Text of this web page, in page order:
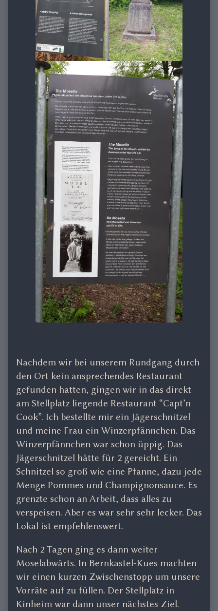
Nachdem wir bei unserem Rundgang durch
den Ort kein ansprechendes Restaurant
gefunden hatten, gingen wir in das direkt
am Stellplatz liegende Restaurant “Capt’n
Cook”. Ich bestellte mir ein Jägerschnitzel
und meine Frau ein Winzerpfännchen. Das
Winzerpfännchen war schon üppig. Das
Jägerschnitzel hätte für 2 gereicht. Ein
Schnitzel so groß wie eine Pfanne, dazu jede
Menge Pommes und Champignonsauce. Es
grenzte schon an Arbeit, dass alles zu
verspeisen. Aber es war sehr sehr lecker. Das
Lokal ist empfehlenswert.
Nach 2 Tagen ging es dann weiter
Moselabwärts. In Bernkastel-Kues machten
wir einen kurzen Zwischenstopp um unsere
Vorräte auf zu füllen. Der Stellplatz in
Kinheim war dann unser nächstes Ziel.